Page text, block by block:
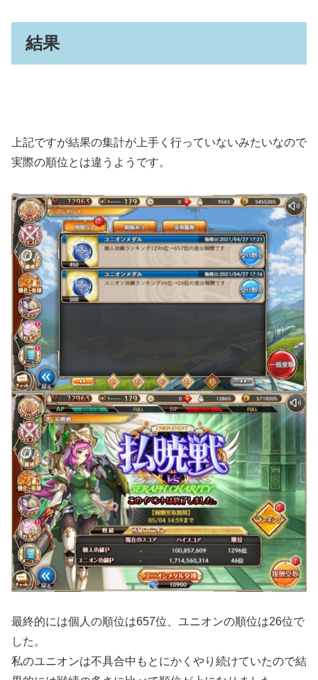
結果
上記ですが結果の集計が上手く行っていないみたいなので
実際の順位とは違うようです。
最終的には個人の順位は657位、ユニオンの順位は26位で
した。
私のユニオンは不具合中もとにかくやり続けていたので結